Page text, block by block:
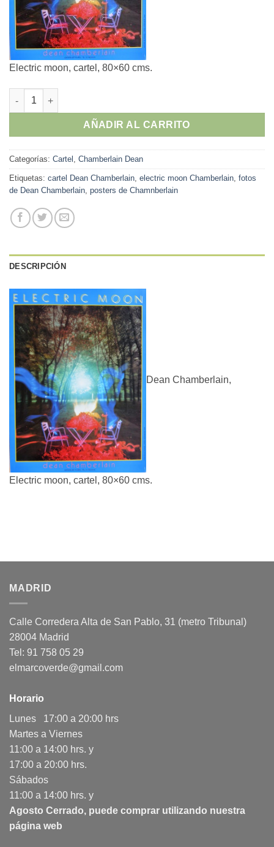
Electric moon, cartel, 80×60 cms.
Dean Chamberlain - "Electric moon" cartel cantidad
AÑADIR AL CARRITO
Categorías: Cartel , Chamberlain Dean
Etiquetas: cartel Dean Chamberlain, electric moon Chamberlain, fotos
de Dean Chamberlain, posters de Chamnberlain
DESCRIPCIÓN
Dean Chamberlain,
Electric moon, cartel, 80×60 cms.
MADRID
Calle Corredera Alta de San Pablo, 31 (metro Tribunal)
28004 Madrid
Tel: 91 758 05 29
elmarcoverde@gmail.com
Horario
Lunes 17:00 a 20:00 hrs
Martes a Viernes
11:00 a 14:00 hrs. y
17:00 a 20:00 hrs.
Sábados
11:00 a 14:00 hrs. y
Agosto Cerrado, puede comprar utilizando nuestra
página web